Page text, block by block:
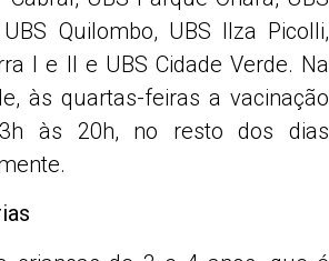
Quilombo, UBS Ilza Picolli,
I e II e UBS Cidade Verde. Na
às quartas-feiras a vacinação
às 20h, no resto dos dias